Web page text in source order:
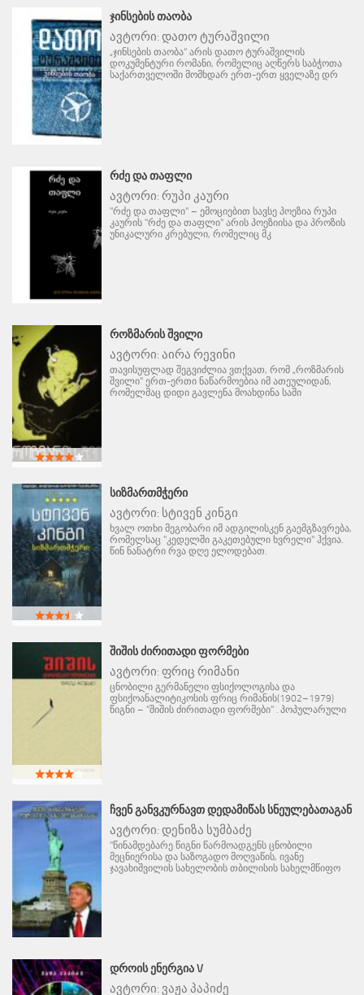
ᲯᲘᲜᲡᲔᲑᲘᲡ ᲗᲐᲝᲑᲐ
ავტორი: დათო ტურაშვილი
„ჯინსების თაობა“ არის დათო ტურაშვილის
დოკუმენტური რომანი, რომელიც აღწერს საბჭოთა
საქართველოში მომხდარ ერთ-ერთ ყველაზე დრ
ᲠᲫᲔ ᲓᲐ ᲗᲐᲤᲚᲘ
ავტორი: რუპი კაური
"რძე და თაფლი" – ემოციებით სავსე პოეზია რუპი
კაურის "რძე და თაფლი" არის პოეზიისა და პროზის
უნიკალური კრებული, რომელიც მკ
ᲠᲝᲖᲛᲐᲠᲘᲡ ᲨᲕᲘᲚᲘ
ავტორი: აირა რევინი
თავისუფლად შეგვიძლია ვთქვათ, რომ „როზმარის
შვილი" ერთ-ერთი ნაწარმოებია იმ ათეულიდან,
რომელმაც დიდი გავლენა მოახდინა საში
ᲡᲘᲖᲛᲐᲠᲗᲛᲭᲔᲠᲘ
ავტორი: სტივენ კინგი
ხვალ ოთხი მეგობარი იმ ადგილისკენ გაემგზავრება,
რომელსაც "კედელში გაკეთებული ხვრელი" ჰქვია.
წინ ნანატრი რვა დღე ელოდებათ.
ᲨᲘᲨᲘᲡ ᲫᲘᲠᲘᲗᲐᲓᲘ ᲤᲝᲠᲛᲔᲑᲘ
ავტორი: ფრიც რიმანი
ცნობილი გერმანელი ფსიქოლოგისა და
ფსიქოანალიტიკოსის ფრიც რიმანის(1902–1979)
წიგნი – "შიშის ძირითადი ფორმები" . პოპულარული
ᲩᲕᲔᲜ ᲒᲐᲜᲕᲙᲣᲠᲜᲐᲕᲗ ᲓᲔᲓᲐᲛᲘᲬᲐᲡ ᲡᲜᲔᲣᲚᲔᲑᲐᲗᲐᲒᲐᲜ
ავტორი: დენიზა სუმბაძე
"წინამდებარე წიგნი წარმოადგენს ცნობილი
მეცნიერისა და საზოგადო მოღვაწის, ივანე
ჯავახიშვილის სახელობის თბილისის სახელმწიფო
ᲓᲠᲝᲘᲡ ᲔᲜᲔᲠᲒᲘᲐ V
ავტორი: ვაჟა პაპიძე